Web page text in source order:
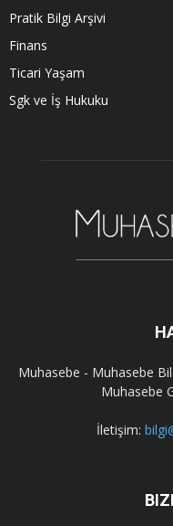
Pratik Bilgi Arşivi
Finans
Ticari Yaşam
Sgk ve İş Hukuku
Muhasebe - Muhasebe
Muhasebe
İletişim: